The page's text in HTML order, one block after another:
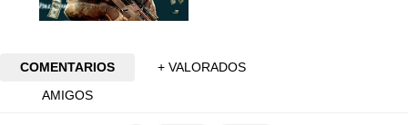
COMENTARIOS
+ VALORADOS
AMIGOS